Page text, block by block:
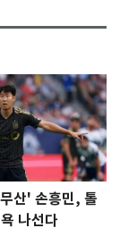
산' 손흥민, 톨
나선다